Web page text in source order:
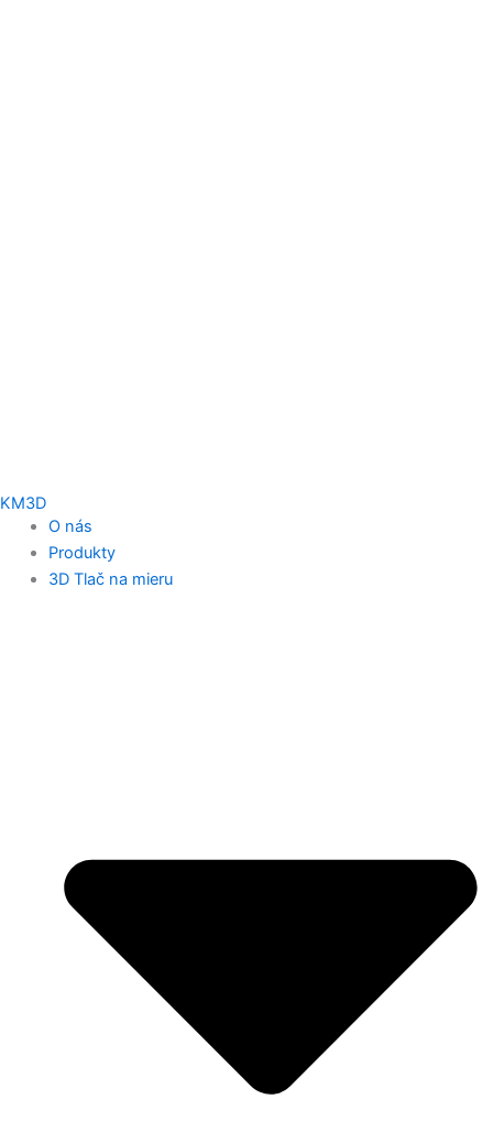
KM3D
O nás
Produkty
3D Tlač na mieru